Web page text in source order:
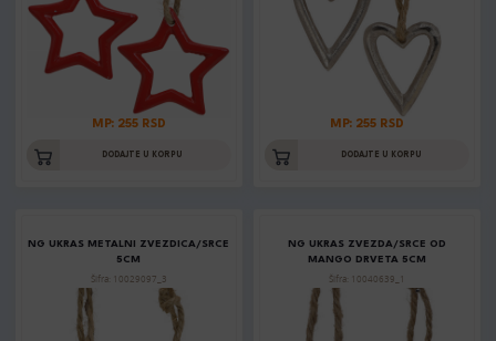
MP: 255 RSD
DODAJTE U KORPU
MP: 255 RSD
DODAJTE U KORPU
NG UKRAS METALNI ZVEZDICA/SRCE
5CM
Šifra: 10029097_3
NG UKRAS ZVEZDA/SRCE OD
MANGO DRVETA 5CM
Šifra: 10040639_1